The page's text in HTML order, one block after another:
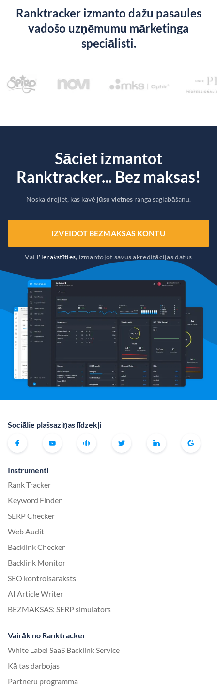
Ranktracker izmanto dažu pasaules
vadošo uzņēmumu mārketinga
speciālisti.
Sāciet izmantot
Ranktracker... Bez maksas!
Noskaidrojiet, kas kavē jūsu vietnes ranga saglabāšanu.
IZVEIDOT BEZMAKSAS KONTU
Vai Pierakstīties, izmantojot savus akreditācijas datus
Sociālie plašsaziņas līdzekļi
Instrumenti
Rank Tracker
Keyword Finder
SERP Checker
Web Audit
Backlink Checker
Backlink Monitor
SEO kontrolsaraksts
AI Article Writer
BEZMAKSAS: SERP simulators
Vairāk no Ranktracker
White Label SaaS Backlink Service
Kā tas darbojas
Partneru programma